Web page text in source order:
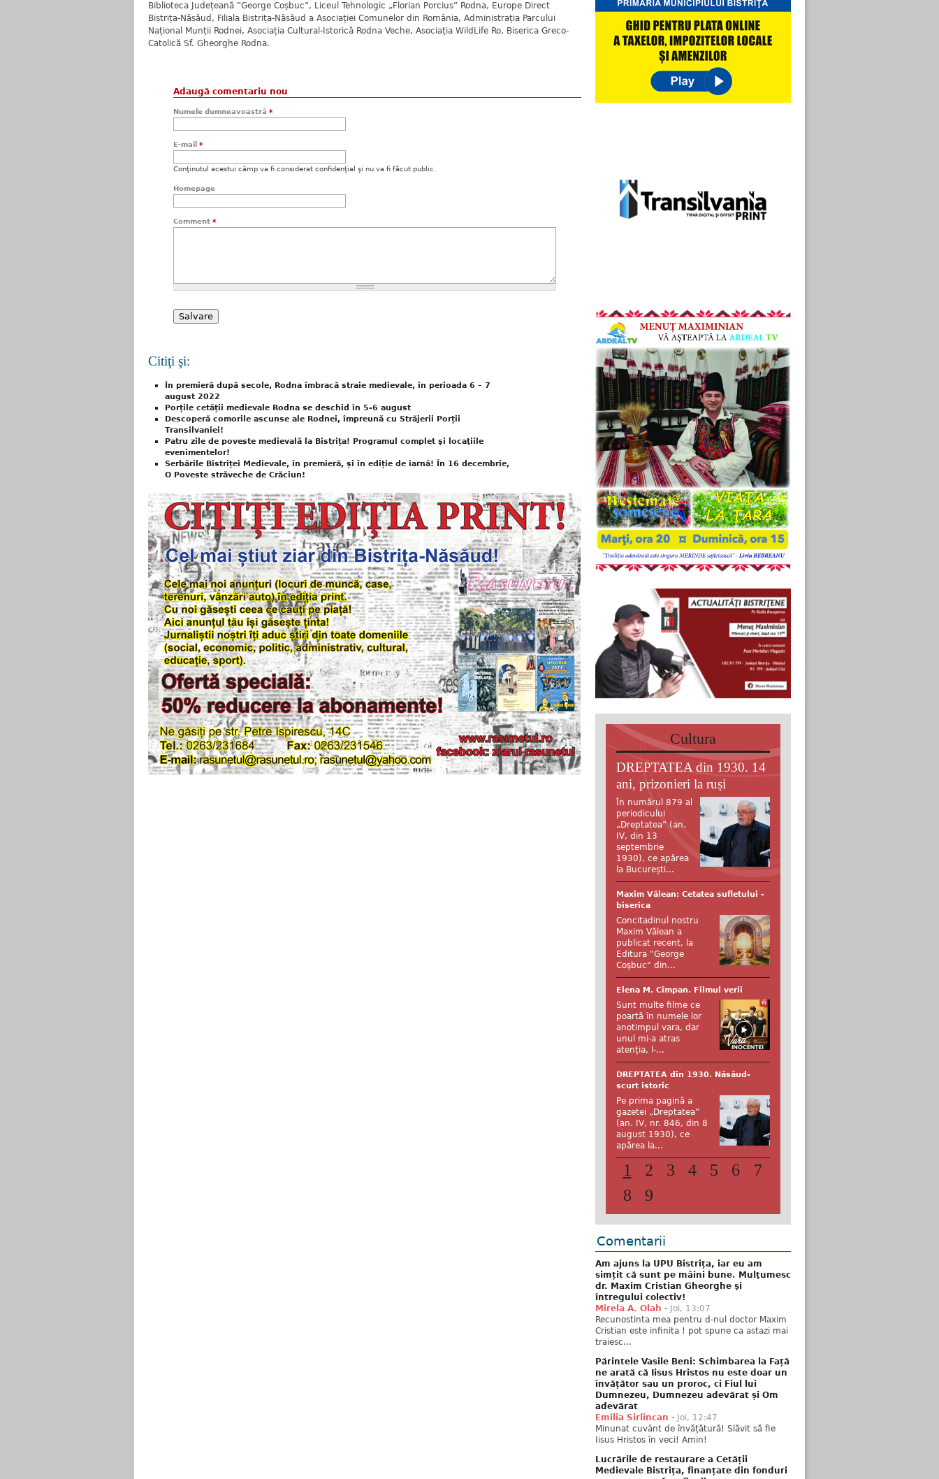
Biblioteca Județeană ”George Coșbuc”, Liceul Tehnologic „Florian Porcius” Rodna, Europe Direct
Bistrița-Năsăud, Filiala Bistrița-Năsăud a Asociației Comunelor din România, Administrația Parcului
Național Munții Rodnei, Asociația Cultural-Istorică Rodna Veche, Asociația WildLife Ro, Biserica Greco-
Catolică Sf. Gheorghe Rodna.
Adaugă comentariu nou
Numele dumneavoastră *
E-mail *
Conţinutul acestui câmp va fi considerat confidenţial şi nu va fi făcut public.
Homepage
Comment *
Citiţi şi:
În premieră după secole, Rodna îmbracă straie medievale, în perioada 6 – 7
august 2022
Porțile cetății medievale Rodna se deschid în 5-6 august
Descoperă comorile ascunse ale Rodnei, împreună cu Străjerii Porții
Transilvaniei!
Patru zile de poveste medievală la Bistrița! Programul complet şi locaţiile
evenimentelor!
Serbările Bistriței Medievale, în premieră, și în ediție de iarnă! În 16 decembrie,
O Poveste străveche de Crăciun!
Cultura
DREPTATEA din 1930. 14
ani, prizonieri la ruși
În numărul 879 al
periodicului
„Dreptatea” (an.
IV, din 13
septembrie
1930), ce apărea
la București...
Maxim Vălean: Cetatea sufletului -
biserica
Concitadinul nostru
Maxim Vălean a
publicat recent, la
Editura "George
Coşbuc" din...
Elena M. Cîmpan. Filmul verii
Sunt multe filme ce
poartă în numele lor
anotimpul vara, dar
unul mi-a atras
atenția, l-...
DREPTATEA din 1930. Năsăud-
scurt istoric
Pe prima pagină a
gazetei „Dreptatea”
(an. IV, nr. 846, din 8
august 1930), ce
apărea la...
1 2 3 4 5 6
7
8
9
Comentarii
Am ajuns la UPU Bistrița, iar eu am
simțit că sunt pe mâini bune. Mulţumesc
dr. Maxim Cristian Gheorghe şi
întregului colectiv!
Mirela A. Olah - Joi, 13:07
Recunostinta mea pentru d-nul doctor Maxim
Cristian este infinita ! pot spune ca astazi mai
traiesc...
Părintele Vasile Beni: Schimbarea la Față
ne arată că Iisus Hristos nu este doar un
învățător sau un proroc, ci Fiul lui
Dumnezeu, Dumnezeu adevărat și Om
adevărat
Emilia Sirlincan - Joi, 12:47
Minunat cuvânt de învățătură! Slăvit să fie
Iisus Hristos în veci! Amin!
Lucrările de restaurare a Cetății
Medievale Bistrița, finanțate din fonduri